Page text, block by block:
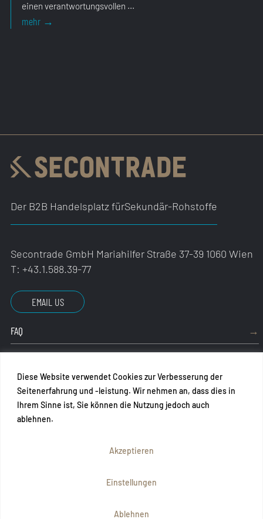
Diese Website verwendet Cookies zur Verbesserung der
Seitenerfahrung und -leistung. Wir nehmen an, dass dies in
Ihrem Sinne ist, Sie können die Nutzung jedoch auch
ablehnen.
Einstellungen
Ablehnen
Akzeptieren
einen verantwortungsvollen ...
Der B2B Handelsplatz fürSekundär-Rohstoffe
Secontrade GmbH Mariahilfer Straße 37-39 1060 Wien
T: +43.1.588.39-77
EMAIL US
FAQ
IMPRESSUM
AGB
DATENSCHUTZ